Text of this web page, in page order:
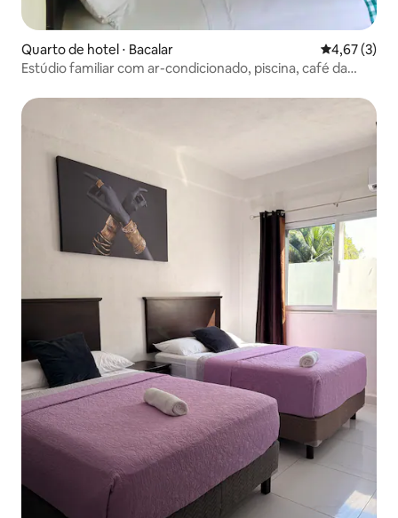
Quarto de hotel ⋅ Bacalar 4,67 de
4,67 (3)
Estúdio familiar com ar-condicionado, piscina, café da